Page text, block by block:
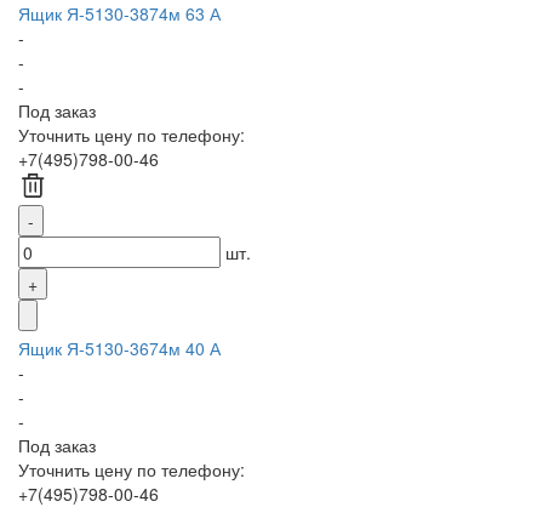
Ящик Я-5130-3874м 63 А
-
-
-
Под заказ
Уточнить цену по телефону:
+7(495)798-00-46
шт.
Ящик Я-5130-3674м 40 А
-
-
-
Под заказ
Уточнить цену по телефону:
+7(495)798-00-46